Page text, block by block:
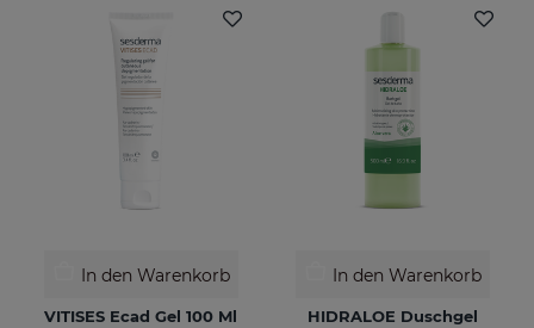
In den Warenkorb
VITISES Ecad Gel 100 Ml
In den Warenkorb
HIDRALOE Duschgel